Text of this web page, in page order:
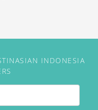
INDONESIA